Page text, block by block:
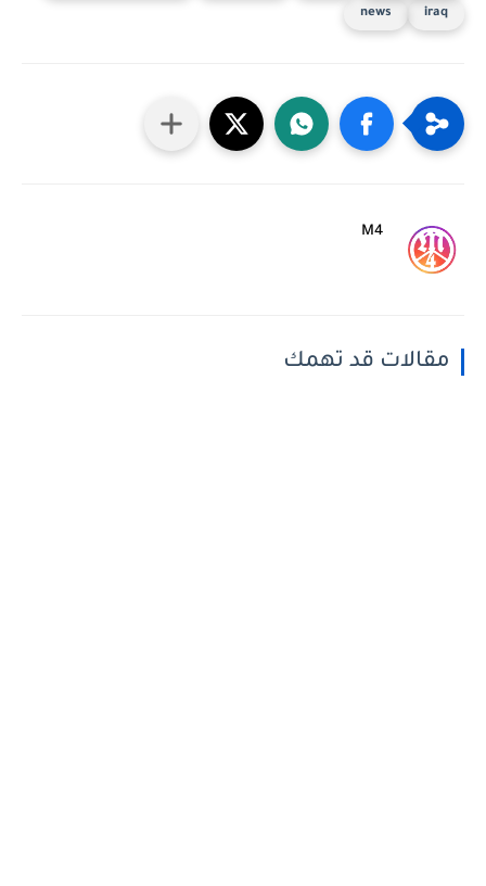
iraq
news
M4
مقالات قد تهمك